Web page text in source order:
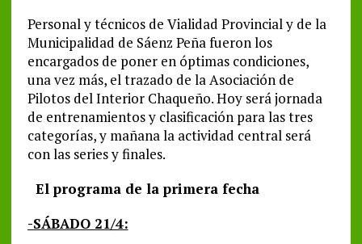
Personal y técnicos de Vialidad Provincial y de la
Municipalidad de Sáenz Peña fueron los
encargados de poner en óptimas condiciones,
una vez más, el trazado de la Asociación de
Pilotos del Interior Chaqueño. Hoy será jornada
de entrenamientos y clasificación para las tres
categorías, y mañana la actividad central será
con las series y finales.
El programa de la primera fecha
-SÁBADO 21/4: